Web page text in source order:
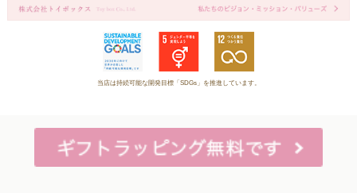
当店は持続可能な開発目標「SDGs」を推進しています。